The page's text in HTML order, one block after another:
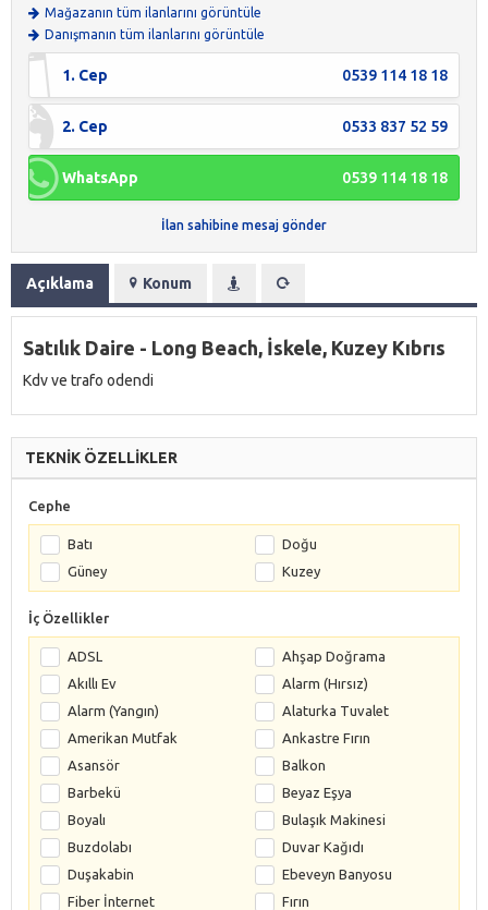
Mağazanın tüm ilanlarını görüntüle
Danışmanın tüm ilanlarını görüntüle
1. Cep 0539 114 18 18
2. Cep 0533 837 52 59
WhatsApp 0539 114 18 18
İlan sahibine mesaj gönder
Açıklama Konum
Satılık Daire - Long Beach, İskele, Kuzey Kıbrıs
Kdv ve trafo odendi
TEKNİK ÖZELLİKLER
Cephe
Batı
Doğu
Güney
Kuzey
İç Özellikler
ADSL
Ahşap Doğrama
Akıllı Ev
Alarm (Hırsız)
Alarm (Yangın)
Alaturka Tuvalet
Amerikan Mutfak
Ankastre Fırın
Asansör
Balkon
Barbekü
Beyaz Eşya
Boyalı
Bulaşık Makinesi
Buzdolabı
Duvar Kağıdı
Duşakabin
Ebeveyn Banyosu
Fiber İnternet
Fırın